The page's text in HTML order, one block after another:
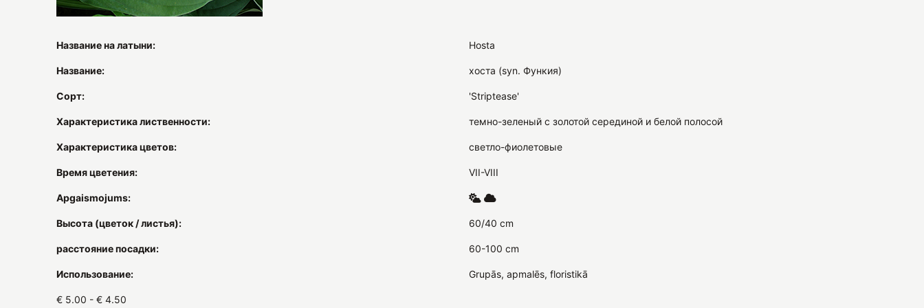
Название на латыни: Hosta
Название: хоста (syn. Функия)
Сорт: 'Striptease'
Характеристика лиственности: темно-зеленый с золотой серединой и белой полосой
Характеристика цветов: светло-фиолетовые
Время цветения: VII-VIII
Apgaismojums:
Высота (цветок / листья): 60/40 cm
расстояние посадки: 60-100 cm
Использование: Grupās, apmalēs, floristikā
€ 5.00 - € 4.50